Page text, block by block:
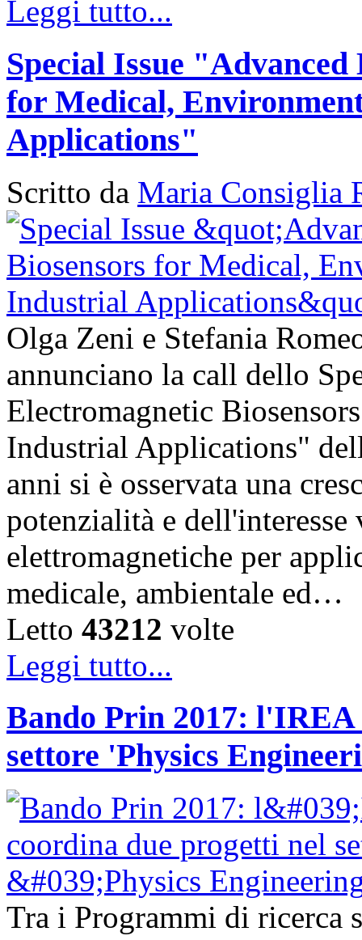
Leggi tutto...
Special Issue
for Medical,
Applications"
Scritto da Maria Consiglia
Olga Zeni e Stefania
annunciano la call dello
Electromagnetic
Industrial Applications"
anni si è osservata una
potenzialità e dell'interesse
elettromagnetiche per
medicale, ambientale ed…
Letto 43212 volte
Leggi tutto...
Bando Prin 2017:
settore 'Physics
Tra i Programmi di ricerca